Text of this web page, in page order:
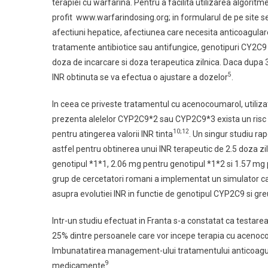
terapiei cu warfarina. Pentru a facilita utilizarea
profit www.warfarindosing.org; in formularul de pe site
afectiuni hepatice, afectiunea care necesita
tratamente antibiotice sau antifungice, genotipuri
doza de incarcare si doza terapeutica zilnica. Daca
INR obtinuta se va efectua o ajustare a dozelor5
In ceea ce priveste tratamentul cu acenocoumarol,
prezenta alelelor CYP2C9*2 sau CYP2C9*3 exista un
pentru atingerea valorii INR tinta10;12 . Un singur studiu
astfel pentru obtinerea unui INR terapeutic de 2.5 doza
genotipul *1*1, 2.06 mg pentru genotipul *1*2 si 1.57
grup de cercetatori romani a implementat un simulator
asupra evolutiei INR in functie de genotipul CYP2C9 si
Intr-un studiu efectuat in Franta s-a constatat ca
25% dintre persoanele care vor incepe terapia cu
Imbunatatirea management-ului tratamentului
medicamente9